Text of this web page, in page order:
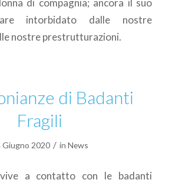
di compagnia; ancora il suo
intorbidato dalle nostre
nostre prestrutturazioni.
di Badanti
Fragili
Giugno 2020 / inNews
vive a contatto con le badanti